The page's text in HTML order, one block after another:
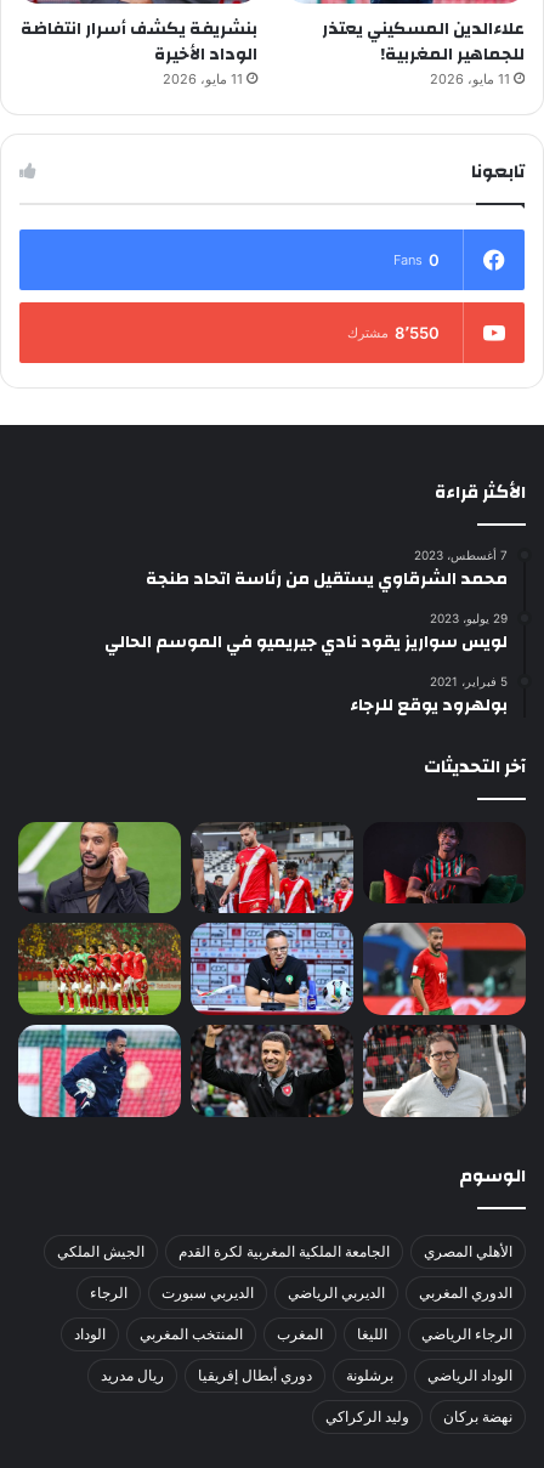
علاءالدين المسكيني يعتذر
للجماهير المغربية!
11 مايو، 2026
بنشريفة يكشف أسرار انتفاضة
الوداد الأخيرة
11 مايو، 2026
تابعونا
0
Fans
8٬550 مشترك
الأكثر قراءة
7 أغسطس، 2023
محمد الشرقاوي يستقيل من رئاسة اتحاد طنجة
29 يوليو، 2023
لويس سواريز يقود نادي جيريميو في الموسم الحالي
5 فبراير، 2021
بولهرود يوقع للرجاء
آخر التحديثات
الوسوم
الأهلي المصري الجامعة الملكية المغربية لكرة القدم الجيش الملكي
الدوري المغربي الديربي الرياضي الديربي سبورت الرجاء
الرجاء الرياضي الليغا المغرب المنتخب المغربي الوداد
الوداد الرياضي برشلونة دوري أبطال إفريقيا ريال مدريد
نهضة بركان وليد الركراكي